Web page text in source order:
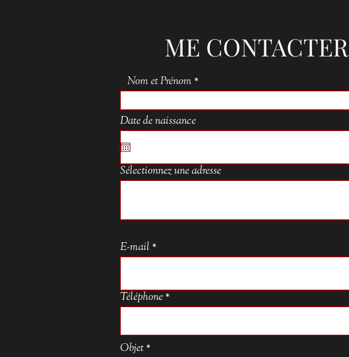
ME CONTACTER
Nom et Prénom
Date de naissance
Sélectionnez une adresse
E-mail
Téléphone
Objet